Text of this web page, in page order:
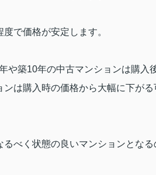
度で価格が安定します。
や築10年の中古マンションは購入
は購入時の価格から大幅に下がる
るべく状態の良いマンションとなる